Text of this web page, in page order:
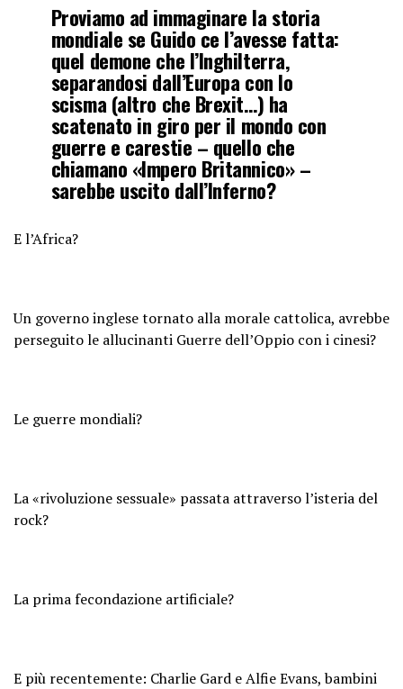
Proviamo ad immaginare la storia
mondiale se Guido ce l’avesse fatta:
quel demone che l’Inghilterra,
separandosi dall’Europa con lo
scisma (altro che Brexit…) ha
scatenato in giro per il mondo con
guerre e carestie – quello che
chiamano «Impero Britannico» –
sarebbe uscito dall’Inferno?
E l’Africa?
Un governo inglese tornato alla morale cattolica, avrebbe
perseguito le allucinanti Guerre dell’Oppio con i cinesi?
Le guerre mondiali?
La «rivoluzione sessuale» passata attraverso l’isteria del
rock?
La prima fecondazione artificiale?
E più recentemente: Charlie Gard e Alfie Evans, bambini